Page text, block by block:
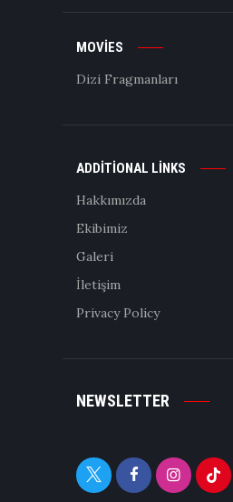
MOVIES
Dizi Fragmanları
ADDITIONAL LINKS
Hakkımızda
Ekibimiz
Galeri
İletişim
Privacy Policy
NEWSLETTER